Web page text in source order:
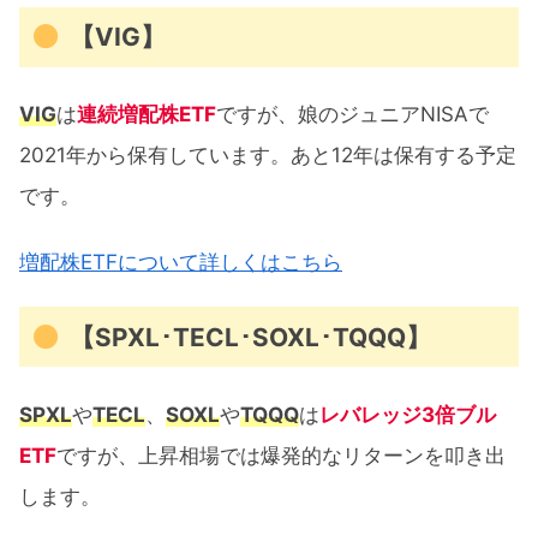
【VIG】
VIGは連続増配株ETFですが、娘のジュニアNISAで
2021年から保有しています。あと12年は保有する予定
です。
増配株ETFについて詳しくはこちら
【SPXL･TECL･SOXL･TQQQ】
SPXLやTECL、 SOXLやTQQQはレバレッジ3倍ブル
ETFですが、上昇相場では爆発的なリターンを叩き出
します。